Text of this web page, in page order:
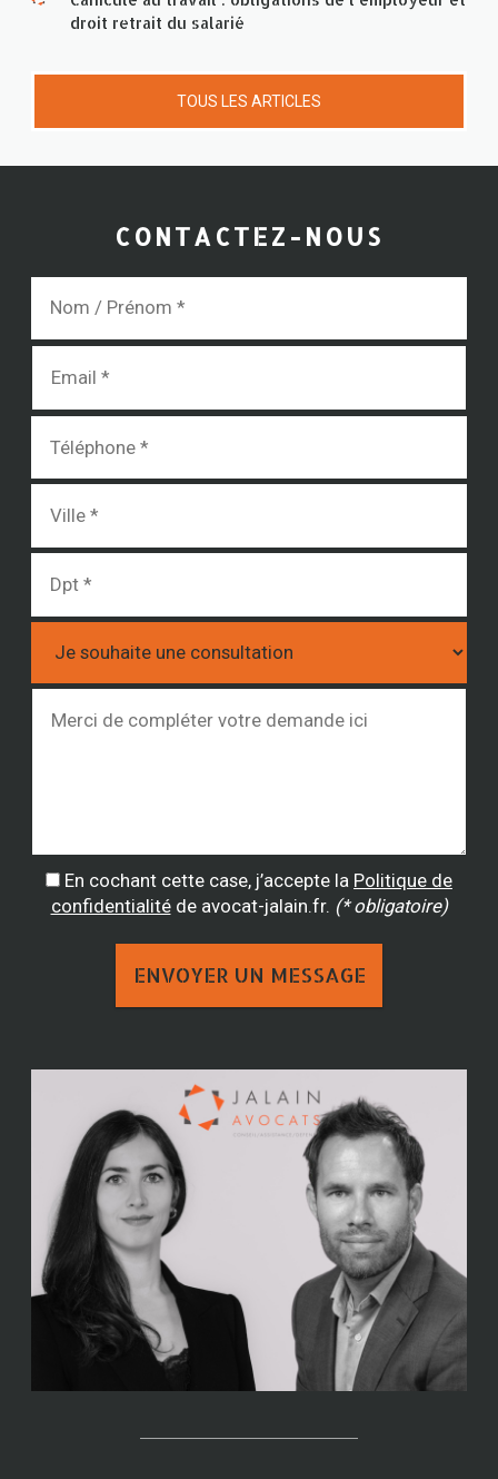
droit retrait du salarié
TOUS LES ARTICLES
CONTACTEZ-NOUS
En cochant cette case, j’accepte la Politique de
confidentialitéde avocat-jalain.fr. (* obligatoire)